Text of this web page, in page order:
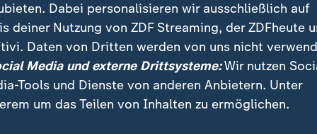
hat viele japanische Liberale empört. Die
seien heute mehr oder weniger Teil
der ständigen gemeinsamen
Kritik gab es auch, als Kishida vergangenes
verstrahlte Kühlwasser aus dem Atomkraftwerk
Dabei personalisieren wir ausschließlich auf
deiner Nutzung von ZDF Streaming, der ZDFheute
Daten von Dritten werden von uns nicht
Media und externe Drittsysteme:Wir nutzen
Tools und Dienste von anderen Anbietern. Unter
um das Teilen von Inhalten zu ermöglichen.